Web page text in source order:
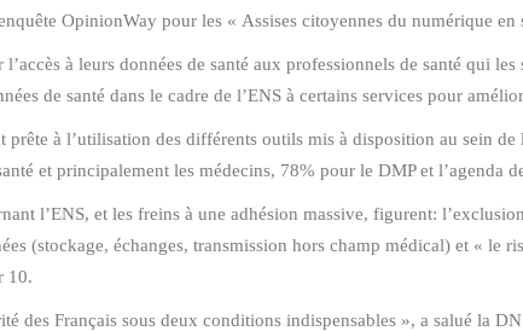
OpinionWay pour les « Assises citoyennes du numérique en
à leurs données de santé aux professionnels de santé qui
de santé dans le cadre de l’ENS à certains services pour
prête à l’utilisation des différents outils mis à disposition au sein
et principalement les médecins, 78% pour le DMP et l’agenda
l’ENS, et les freins à une adhésion massive, figurent:
(stockage, échanges, transmission hors champ médical) et « le
10.
des Français sous deux conditions indispensables », a salué la